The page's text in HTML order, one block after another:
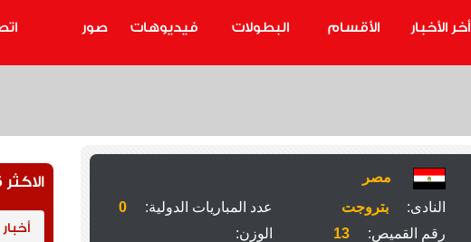
أخر الأخبار الأقسام البطولات فيديوهات صور
مصر
النادى:
بتروجت عدد المباريات الدولية:
0
رقم القميص:
13
الوزن:
أخبار